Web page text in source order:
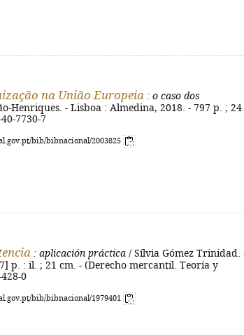
na União Europeia : o caso dos
Henriques. - Lisboa : Almedina, 2018. - 797 p. ; 24
7730-7
bib/bibnacional/2003825
: aplicación práctica / Sílvia Gómez Trinidad.
p. : il. ; 21 cm. - (Derecho mercantil. Teoría y
0
bib/bibnacional/1979401